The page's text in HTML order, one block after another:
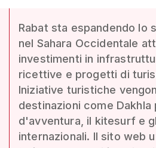
Rabat sta espandendo lo
nel Sahara Occidentale
investimenti in
ricettive e progetti di
Iniziative turistiche
destinazioni come Dakhla
d'avventura, il kitesurf e
internazionali. Il sito web